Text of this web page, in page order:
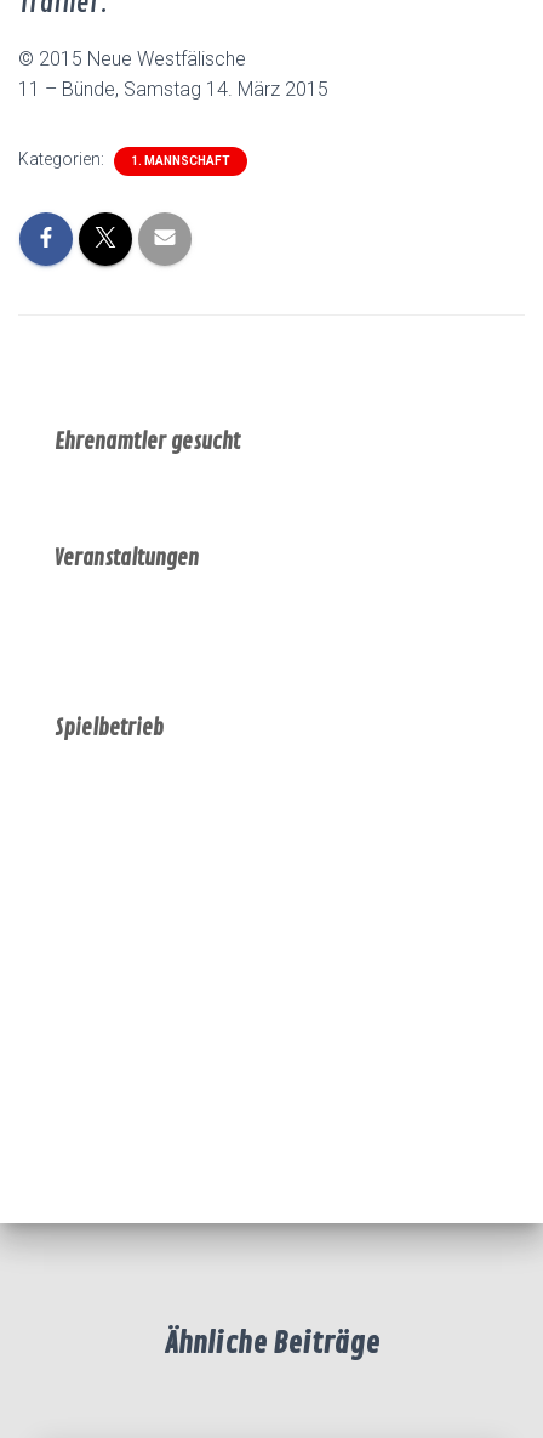
© 2015 Neue Westfälische
11 – Bünde, Samstag 14. März 2015
Kategorien: 1. MANNSCHAFT
Ehrenamtler gesucht
Veranstaltungen
Spielbetrieb
Ähnliche Beiträge